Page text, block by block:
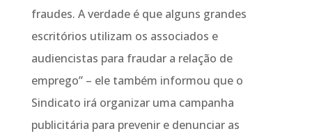
fraudes. A verdade é que alguns grandes
escritórios utilizam os associados e
audiencistas para fraudar a relação de
emprego” – ele também informou que o
Sindicato irá organizar uma campanha
publicitária para prevenir e denunciar as